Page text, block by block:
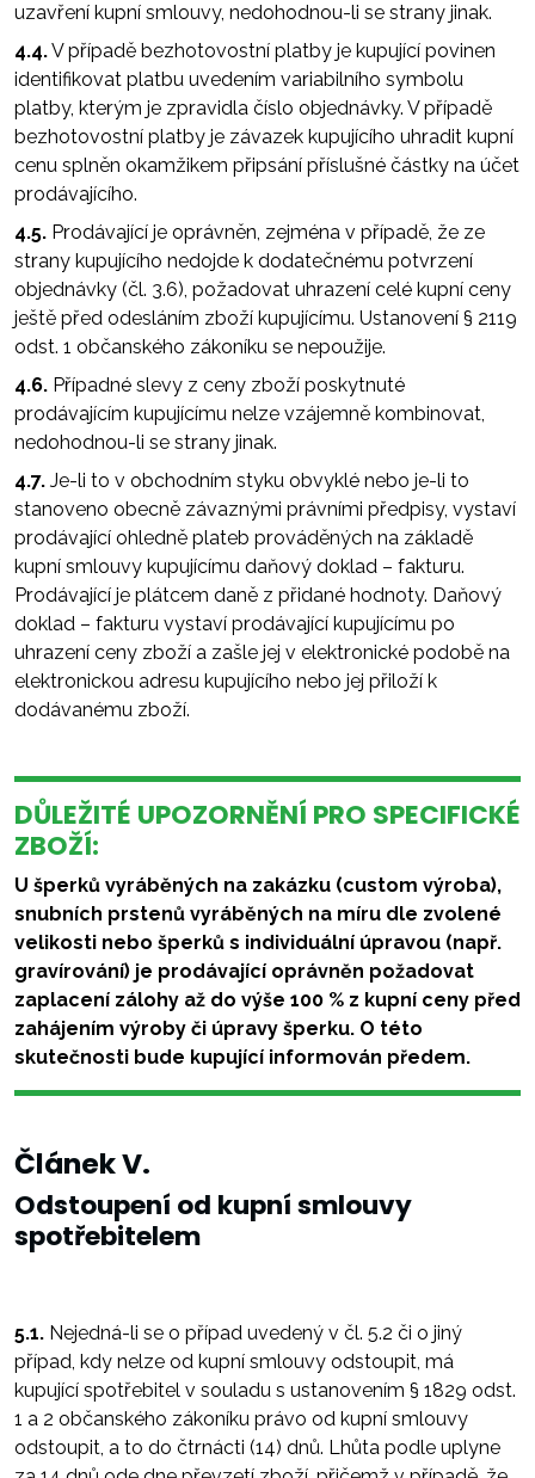
uzavření kupní smlouvy, nedohodnou-li se strany jinak.
4.4.V případě bezhotovostní platby je kupující povinen
identifikovat platbu uvedením variabilního symbolu
platby, kterým je zpravidla číslo objednávky. V případě
bezhotovostní platby je závazek kupujícího uhradit kupní
cenu splněn okamžikem připsání příslušné částky na účet
prodávajícího.
4.5. Prodávající je oprávněn, zejména v případě, že ze
strany kupujícího nedojde k dodatečnému potvrzení
objednávky (čl. 3.6), požadovat uhrazení celé kupní ceny
ještě před odesláním zboží kupujícímu. Ustanovení § 2119
odst. 1 občanského zákoníku se nepoužije.
4.6. Případné slevy z ceny zboží poskytnuté
prodávajícím kupujícímu nelze vzájemně kombinovat,
nedohodnou-li se strany jinak.
4.7. Je-li to v obchodním styku obvyklé nebo je-li to
stanoveno obecně závaznými právními předpisy, vystaví
prodávající ohledně plateb prováděných na základě
kupní smlouvy kupujícímu daňový doklad – fakturu.
Prodávající je plátcem daně z přidané hodnoty. Daňový
doklad – fakturu vystaví prodávající kupujícímu po
uhrazení ceny zboží a zašle jej v elektronické podobě na
elektronickou adresu kupujícího nebo jej přiloží k
dodávanému zboží.
DŮLEŽITÉ UPOZORNĚNÍ PRO SPECIFICKÉ
ZBOŽÍ:
U šperků vyráběných na zakázku (custom výroba),
snubních prstenů vyráběných na míru dle zvolené
velikosti nebo šperků s individuální úpravou (např.
gravírování) je prodávající oprávněn požadovat
zaplacení zálohy až do výše 100 % z kupní ceny před
zahájením výroby či úpravy šperku. O této
skutečnosti bude kupující informován předem.
Článek V.
Odstoupení od kupní smlouvy
spotřebitelem
5.1. Nejedná-li se o případ uvedený v čl. 5.2 či o jiný
případ, kdy nelze od kupní smlouvy odstoupit, má
kupující spotřebitel v souladu s ustanovením § 1829 odst.
1 a 2 občanského zákoníku právo od kupní smlouvy
odstoupit, a to do čtrnácti (14) dnů. Lhůta podle uplyne